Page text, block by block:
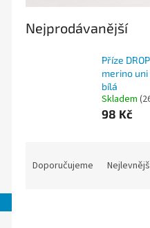
Nejprodávanější
Příze
merino
bílá
Skladem
98 Kč
Doporučujeme